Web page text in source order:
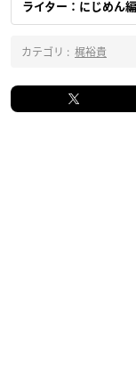
ライター：にじめん
カテゴリ : 梶裕貴